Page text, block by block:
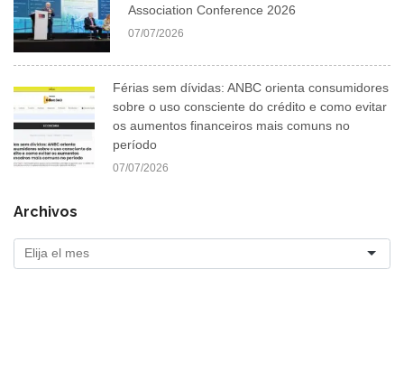
Association Conference 2026
07/07/2026
Férias sem dívidas: ANBC orienta consumidores
sobre o uso consciente do crédito e como evitar
os aumentos financeiros mais comuns no
período
07/07/2026
Archivos